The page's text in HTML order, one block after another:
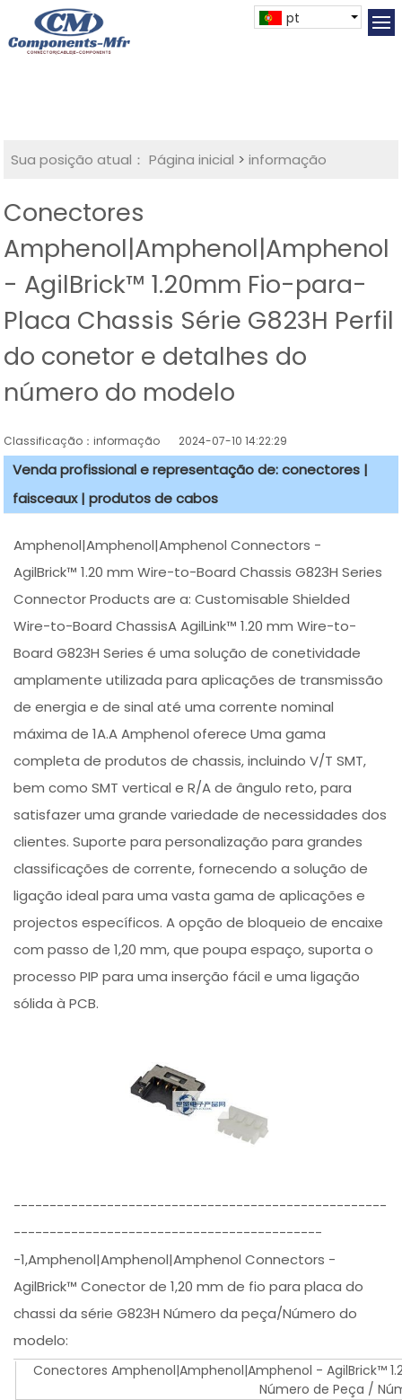
pt
Sua posição atual： Página inicial >informação
Conectores
Amphenol|Amphenol|Amphenol
- AgilBrick™ 1.20mm Fio-para-
Placa Chassis Série G823H Perfil
do conetor e detalhes do
número do modelo
Classificação：informação 2024-07-10 14:22:29
Venda profissional e representação de: conectores |
faisceaux | produtos de cabos
Amphenol|Amphenol|Amphenol Connectors -
AgilBrick™ 1.20 mm Wire-to-Board Chassis G823H Series
Connector Products are a: Customisable Shielded
Wire-to-Board ChassisA AgilLink™ 1.20 mm Wire-to-
Board G823H Series é uma solução de conetividade
amplamente utilizada para aplicações de transmissão
de energia e de sinal até uma corrente nominal
máxima de 1A.A Amphenol oferece Uma gama
completa de produtos de chassis, incluindo V/T SMT,
bem como SMT vertical e R/A de ângulo reto, para
satisfazer uma grande variedade de necessidades dos
clientes. Suporte para personalização para grandes
classificações de corrente, fornecendo a solução de
ligação ideal para uma vasta gama de aplicações e
projectos específicos. A opção de bloqueio de encaixe
com passo de 1,20 mm, que poupa espaço, suporta o
processo PIP para uma inserção fácil e uma ligação
sólida à PCB.
----------------------------------------------------
-------------------------------------------
-1,Amphenol|Amphenol|Amphenol Connectors -
AgilBrick™ Conector de 1,20 mm de fio para placa do
chassi da série G823H Número da peça/Número do
modelo:
Conectores Amphenol|Amphenol|Amphenol - AgilBrick™
Número de Peça /